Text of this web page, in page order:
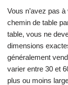
Vous n’avez pas
chemin de table
table, vous ne
dimensions
généralement
varier entre 30 et
plus ou moins